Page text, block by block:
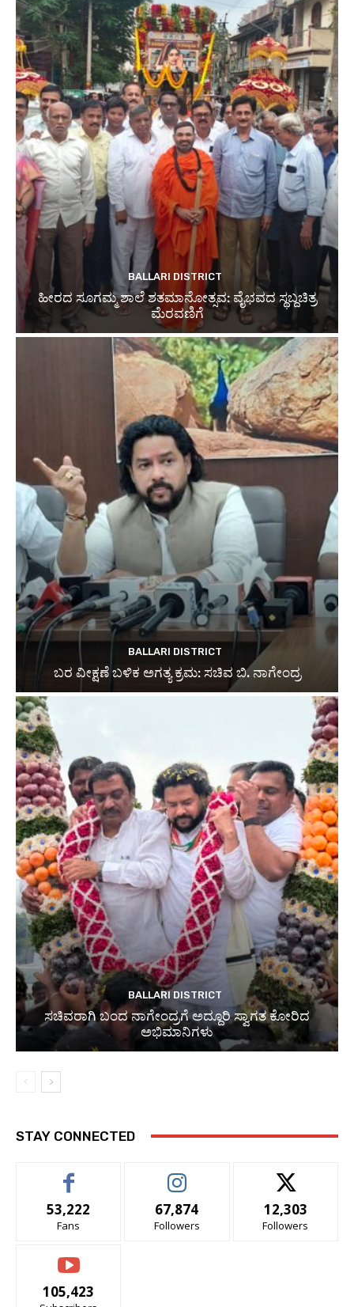
BALLARI DISTRICT
ಹೀರದ ಸೂಗಮ್ಮ ಶಾಲೆ ಶತಮಾನೋತ್ಸವ: ವೈಭವದ ಸ್ಥಬ್ದಚಿತ್ರ
ಮೆರವಣಿಗೆ
BALLARI DISTRICT
ಬರ ವೀಕ್ಷಣೆ ಬಳಿಕ ಅಗತ್ಯ ಕ್ರಮ: ಸಚಿವ ಬಿ. ನಾಗೇಂದ್ರ
BALLARI DISTRICT
ಸಚಿವರಾಗಿ ಬಂದ ನಾಗೇಂದ್ರಗೆ ಅದ್ದೂರಿ ಸ್ವಾಗತ ಕೋರಿದ
ಅಭಿಮಾನಿಗಳು
STAY CONNECTED
53,222
Fans
67,874
Followers
12,303
Followers
105,423